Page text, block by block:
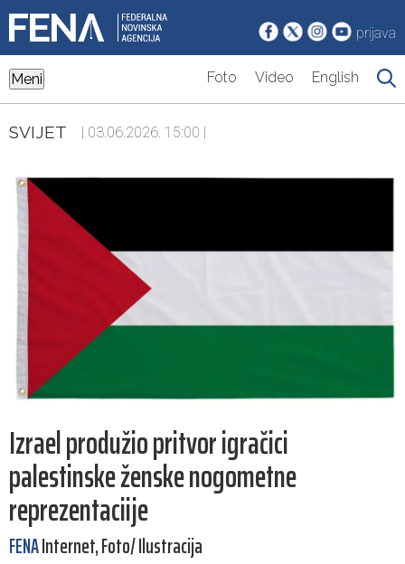
prijava
Meni Foto Video English
SVIJET | 03.06.2026. 15:00 |
Izrael produžio pritvor igračici
palestinske ženske nogometne
reprezentaciije
FENAInternet, Foto/ Ilustracija